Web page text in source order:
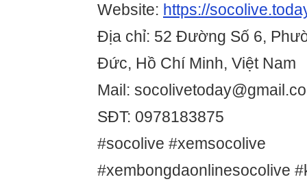
Website: https://
Địa chỉ: 52 Đường Số 6,
Đức, Hồ Chí Minh, Việt Nam
Mail:
SĐT: 0978183875
#socolive #xemsocolive
#xembongdaonlinesocolive